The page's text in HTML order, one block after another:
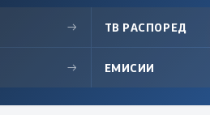
→ ТВ РАСПОРЕД
→ ЕМИСИИ